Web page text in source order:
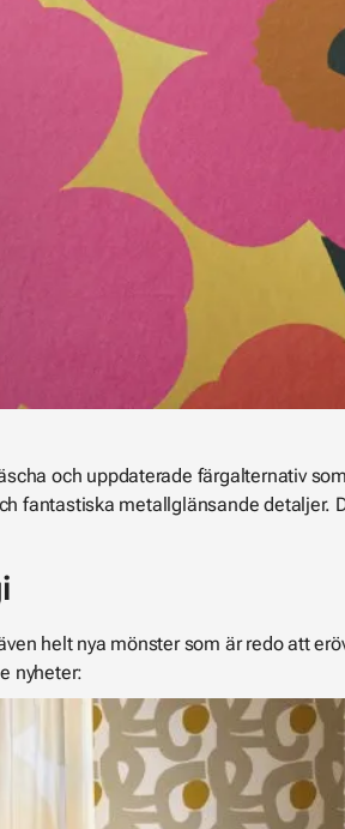
och uppdaterade färgalternativ
fantastiska metallglänsande detaljer.
helt nya mönster som är redo att
nyheter: